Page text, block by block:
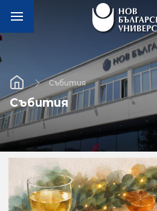
Събития
Събития